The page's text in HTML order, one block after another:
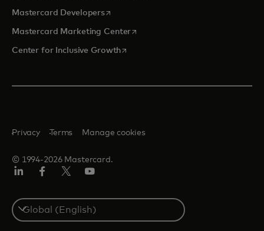
Mastercard Developersopens in a new tab
Mastercard Marketing Centeropens in a new tab
Center for Inclusive Growthopens in a new tab
© 1994-2026 Mastercard.
Privacy Terms Manage cookies
Select
a
country